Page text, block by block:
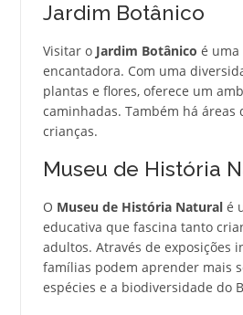
Jardim Botânico
Visitar o Jardim Botânico é uma
encantadora. Com uma
plantas e flores, oferece um
caminhadas. Também há áreas
crianças.
Museu de História
O Museu de História Naturalé
educativa que fascina tanto
adultos. Através de exposições
famílias podem aprender mais
espécies e a biodiversidade do